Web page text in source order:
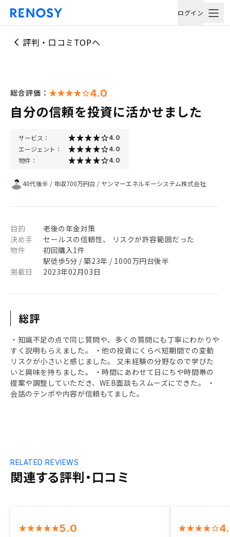
ログイン
評判・口コミTOPへ
総合評価： 4.0
自分の信頼を投資に活かせました
サービス： 4.0
エージェント： 4.0
物件： 4.0
40代後半 / 年収700万円台 / ヤンマーエネルギーシステム株式会社
目的
老後の年金対策
決め手
セールスの信頼性、 リスクが許容範囲だった
物件
初回購入1件
駅徒歩5分 / 築23年 / 1000万円台後半
掲載日
2023年02月03日
総評
・知識不足の点で同じ質問や、多くの質問にも丁寧にわかりや
すく説明もらえました。 ・他の投資にくらべ短期間での変動
リスクが小さいと感じました。 又未経験の分野なので学びた
いと興味を持ちました。 ・時間にあわせて日にちや時間帯の
提案や調整していただき、WEB面談もスムーズにできた。 ・
会話のテンポや内容が信頼もてました。
関連する評判・口コミ
RELATED REVIEWS
5.0